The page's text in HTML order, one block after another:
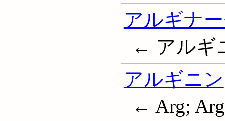
アルギナ
← アルギ
アルギニン
← Arg;